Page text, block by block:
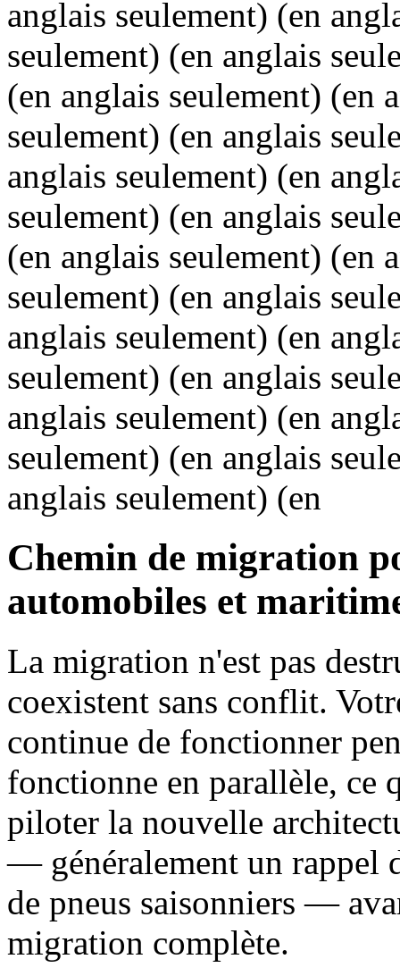
anglais seulement) (en
seulement) (en anglais
(en anglais seulement) (en
seulement) (en anglais
anglais seulement) (en
seulement) (en anglais
(en anglais seulement) (en
seulement) (en anglais
anglais seulement) (en
seulement) (en anglais
anglais seulement) (en
seulement) (en anglais
anglais seulement) (en
Chemin de migration
automobiles et
La migration n'est pas
coexistent sans conflit.
continue de fonctionner
fonctionne en parallèle, ce
piloter la nouvelle
— généralement un rappel
de pneus saisonniers —
migration complète.